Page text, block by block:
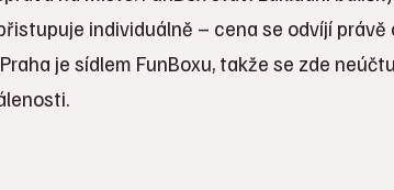
individuálně – cena se odvíjí právě
je sídlem FunBoxu, takže se zde